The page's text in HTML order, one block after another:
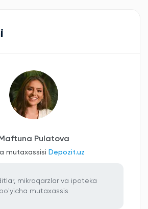
Maftuna Pulatova
mutaxassisi Depozit.uz
mikroqarzlar va ipoteka
bo'yicha mutaxassis